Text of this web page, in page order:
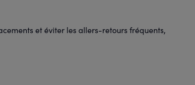
et éviter les allers-retours fréquents,